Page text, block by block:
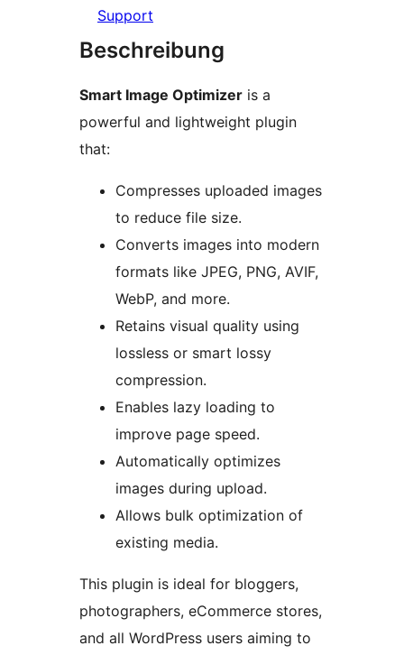
Support
Beschreibung
Smart Image Optimizer is a
powerful and lightweight plugin
that:
Compresses uploaded images
to reduce file size.
Converts images into modern
formats like JPEG, PNG, AVIF,
WebP, and more.
Retains visual quality using
lossless or smart lossy
compression.
Enables lazy loading to
improve page speed.
Automatically optimizes
images during upload.
Allows bulk optimization of
existing media.
This plugin is ideal for bloggers,
photographers, eCommerce stores,
and all WordPress users aiming to